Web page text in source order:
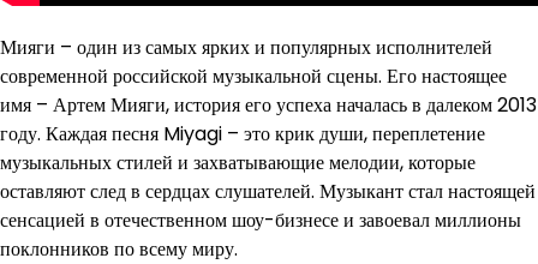
Мияги – один из самых ярких и популярных исполнителей
современной российской музыкальной сцены. Его настоящее
имя – Артем Мияги, история его успеха началась в далеком 2013
году. Каждая песня Miyagi – это крик души, переплетение
музыкальных стилей и захватывающие мелодии, которые
оставляют след в сердцах слушателей. Музыкант стал настоящей
сенсацией в отечественном шоу-бизнесе и завоевал миллионы
поклонников по всему миру.